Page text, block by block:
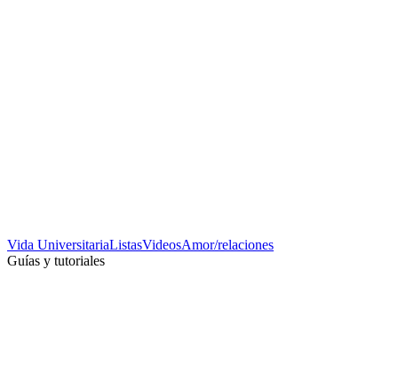
Vida UniversitariaListasVideosAmor/relaciones
Guías y tutoriales